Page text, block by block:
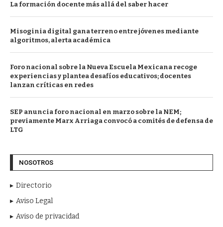
La formación docente más allá del saber hacer
Misoginia digital gana terreno entre jóvenes mediante
algoritmos, alerta académica
Foro nacional sobre la Nueva Escuela Mexicana recoge
experiencias y plantea desafíos educativos; docentes
lanzan críticas en redes
SEP anuncia foro nacional en marzo sobre la NEM;
previamente Marx Arriaga convocó a comités de defensa de
LTG
NOSOTROS
Directorio
Aviso Legal
Aviso de privacidad